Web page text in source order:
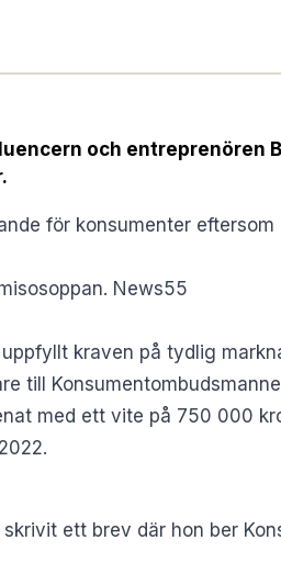
och entreprenören
för konsumenter
News55
kraven på tydlig
till
med ett vite på 750 000
ett brev där hon ber